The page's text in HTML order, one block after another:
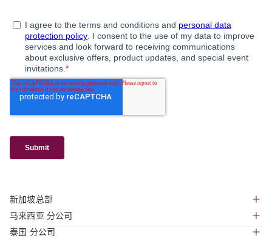
新加坡总部
391B Orchard Road, #18-01, Ngee Ann City Tower B,
马来西亚 分公司
泰国 分公司